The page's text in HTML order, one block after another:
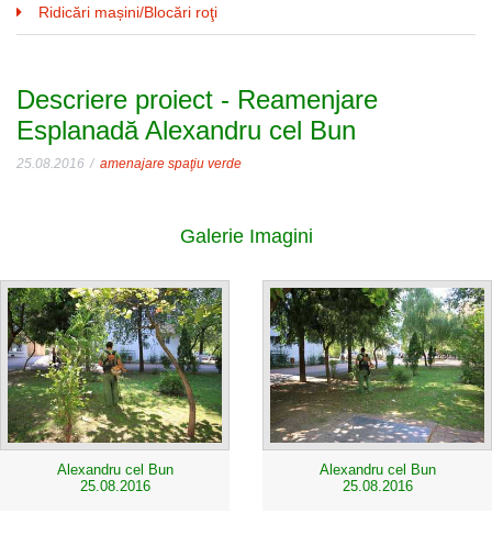
Ridicări mașini/Blocări roţi
Descriere proiect - Reamenjare
Esplanadă Alexandru cel Bun
25.08.2016 amenajare spaţiu verde
Galerie Imagini
Alexandru cel Bun
25.08.2016
Alexandru cel Bun
25.08.2016